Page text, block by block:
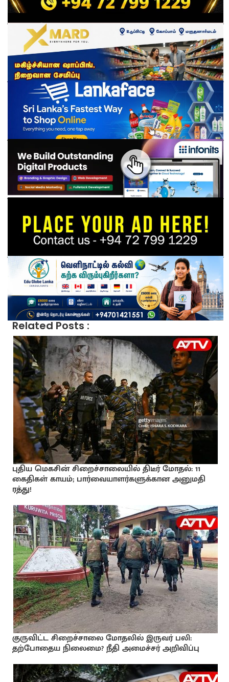
Related Posts :
புதிய மெகசின் சிறைச்சாலையில் திடீர் மோதல்: 11
கைதிகள் காயம்; பார்வையாளர்களுக்கான அனுமதி
ரத்து!
குருவிட்ட சிறைச்சாலை மோதலில் இருவர் பலி:
தற்போதைய நிலைமை? நீதி அமைச்சர் அறிவிப்பு